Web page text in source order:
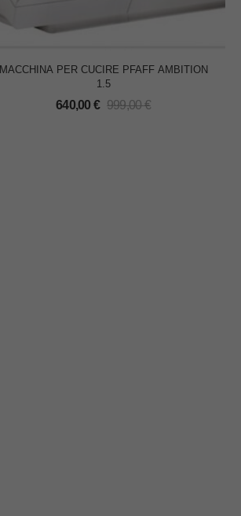
MACCHINA PER CUCIRE PFAFF AMBITION
1.5
640,00 € 999,00€